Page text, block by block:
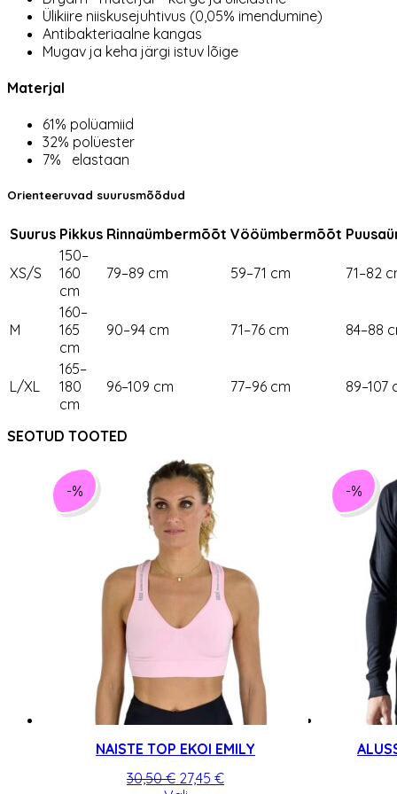
Ülikiire niiskusejuhtivus (0,05% imendumine)
Antibakteriaalne kangas
Mugav ja keha järgi istuv lõige
Materjal
61% polüamiid
32% polüester
7% elastaan
Orienteeruvad suurusmõõdud
Suurus Pikkus Rinnaümbermõõt Vööümbermõõt
XS/S
150–
160
cm
79–89 cm 59–71 cm 71–82
M
160–
165
cm
90–94 cm 71–76 cm 84–88
L/XL
165–
180
cm
96–109 cm 77–96 cm 89–107
SEOTUD TOOTED
-%
NAISTE TOP EKOI EMILY
30,50€ Algne
27,45 €Praegune
-%